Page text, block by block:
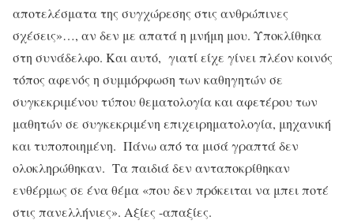
αποτελέσματα της συγχώρεσης στις ανθρώπινες
σχέσεις»…, αν δεν με απατά η μνήμη μου. Υποκλίθηκα
στη συνάδελφο. Και αυτό, γιατί είχε γίνει πλέον κοινός
τόπος αφενός η συμμόρφωση των καθηγητών σε
συγκεκριμένου τύπου θεματολογία και αφετέρου των
μαθητών σε συγκεκριμένη επιχειρηματολογία, μηχανική
και τυποποιημένη. Πάνω από τα μισά γραπτά δεν
ολοκληρώθηκαν. Τα παιδιά δεν ανταποκρίθηκαν
ενθέρμως σε ένα θέμα «που δεν πρόκειται να μπει ποτέ
στις πανελλήνιες». Αξίες -απαξίες.